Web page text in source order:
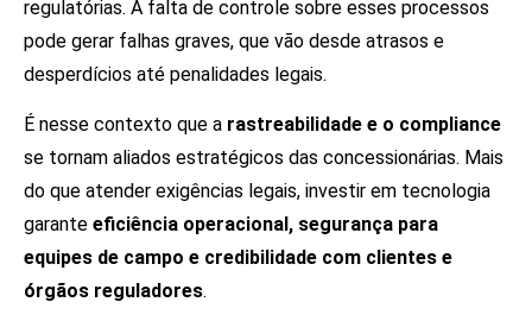
regulatórias. A falta de controle sobre esses processos
pode gerar falhas graves, que vão desde atrasos e
desperdícios até penalidades legais.
É nesse contexto que a rastreabilidade e o compliance
se tornam aliados estratégicos das concessionárias. Mais
do que atender exigências legais, investir em tecnologia
garante eficiência operacional, segurança para
equipes de campo e credibilidade com clientes e
órgãos reguladores.